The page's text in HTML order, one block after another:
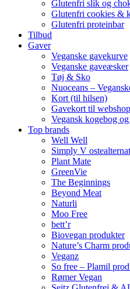
Glutenfri slik og
Glutenfri cookies &
Glutenfri proteinbar
Tilbud
Gaver
Veganske gavekurve
Veganske gaveæsker
Tøj & Sko
Nuoceans –
Kort (til hilsen)
Gavekort til
Vegansk kogebog
Top brands
Well Well
Simply V
Plant Mate
GreenVie
The Beginnings
Beyond Meat
Naturli
Moo Free
bett’r
Biovegan produkter
Nature’s Charm
Veganz
So free – Plamil
Rømer Vegan